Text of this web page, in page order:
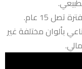
15 عام.
بألوان مختلفة غير